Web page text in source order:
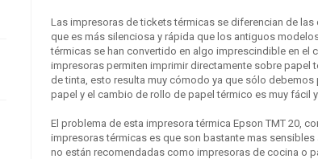
Las impresoras de tickets térmicas se diferencian de
que es más silenciosa y rápida que los antiguos
térmicas se han convertido en algo imprescindible en el
impresoras permiten imprimir directamente sobre papel
de tinta, esto resulta muy cómodo ya que sólo
papel y el cambio de rollo de papel térmico es muy fácil y
El problema de esta impresora térmica Epson TMT 20,
impresoras térmicas es que son bastante mas
no están recomendadas como impresoras de cocina o